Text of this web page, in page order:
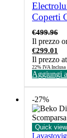
Coperti
€499.96
Il prezzo
€299.01
Il prezzo
22% IVA Inclusa
Aggiungi
-27%
Quick view